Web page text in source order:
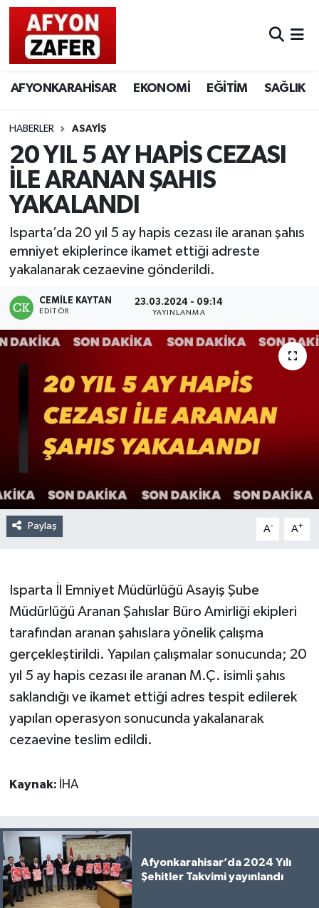
AFYONKARAHİSAR EKONOMİ EĞİTİM SAĞLIK
HABERLER ASAYİŞ
20 YIL 5 AY HAPİS CEZASI
İLE ARANAN ŞAHIS
YAKALANDI
Isparta’da 20 yıl 5 ay hapis cezası ile aranan şahıs
emniyet ekiplerince ikamet ettiği adreste
yakalanarak cezaevine gönderildi.
CEMILE KAYTAN
EDITÖR
23.03.2024 - 09:14
YAYINLANMA
Paylaş A- A+
Isparta İl Emniyet Müdürlüğü Asayiş Şube
Müdürlüğü Aranan Şahıslar Büro Amirliği ekipleri
tarafından aranan şahıslara yönelik çalışma
gerçekleştirildi. Yapılan çalışmalar sonucunda; 20
yıl 5 ay hapis cezası ile aranan M.Ç. isimli şahıs
saklandığı ve ikamet ettiği adres tespit edilerek
yapılan operasyon sonucunda yakalanarak
cezaevine teslim edildi.
Kaynak: İHA
Afyonkarahisar’da 2024 Yılı
Şehitler Takvimi yayınlandı